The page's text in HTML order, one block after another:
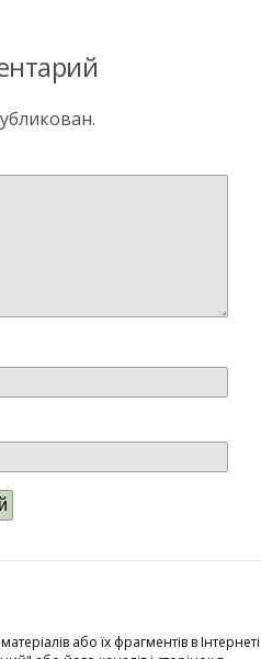
або їх фрагментів в Інтернеті